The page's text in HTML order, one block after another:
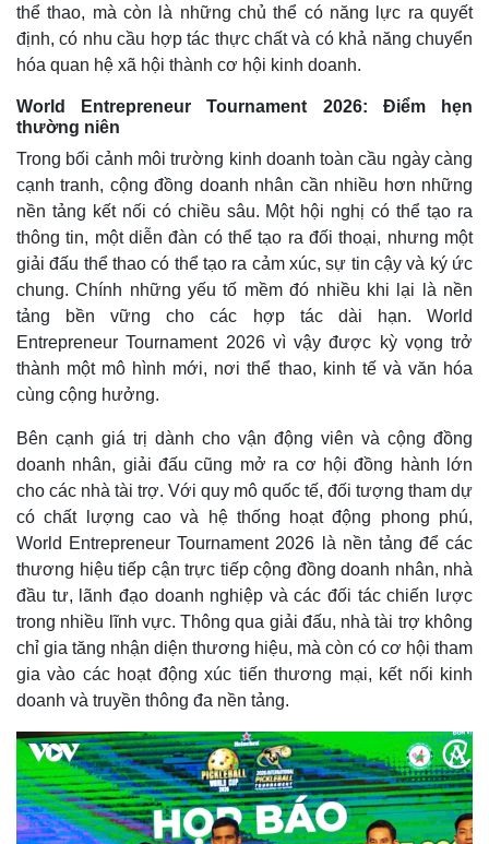
Bóng đá
Lịch thi đấu bóng đá
Thế giới thể thao
eSports
Hậu trường
Ô tô - Xe máy
Ô tô
Xe máy
Tư vấn
thể thao, mà còn là những chủ thể có năng lực ra quyết
định, có nhu cầu hợp tác thực chất và có khả năng chuyển
hóa quan hệ xã hội thành cơ hội kinh doanh.
World Entrepreneur Tournament 2026: Điểm hẹn
thường niên
Trong bối cảnh môi trường kinh doanh toàn cầu ngày càng
cạnh tranh, cộng đồng doanh nhân cần nhiều hơn những
nền tảng kết nối có chiều sâu. Một hội nghị có thể tạo ra
thông tin, một diễn đàn có thể tạo ra đối thoại, nhưng một
giải đấu thể thao có thể tạo ra cảm xúc, sự tin cậy và ký ức
chung. Chính những yếu tố mềm đó nhiều khi lại là nền
tảng bền vững cho các hợp tác dài hạn. World
Entrepreneur Tournament 2026 vì vậy được kỳ vọng trở
thành một mô hình mới, nơi thể thao, kinh tế và văn hóa
cùng cộng hưởng.
Bên cạnh giá trị dành cho vận động viên và cộng đồng
doanh nhân, giải đấu cũng mở ra cơ hội đồng hành lớn
cho các nhà tài trợ. Với quy mô quốc tế, đối tượng tham dự
có chất lượng cao và hệ thống hoạt động phong phú,
World Entrepreneur Tournament 2026 là nền tảng để các
thương hiệu tiếp cận trực tiếp cộng đồng doanh nhân, nhà
đầu tư, lãnh đạo doanh nghiệp và các đối tác chiến lược
trong nhiều lĩnh vực. Thông qua giải đấu, nhà tài trợ không
chỉ gia tăng nhận diện thương hiệu, mà còn có cơ hội tham
gia vào các hoạt động xúc tiến thương mại, kết nối kinh
doanh và truyền thông đa nền tảng.